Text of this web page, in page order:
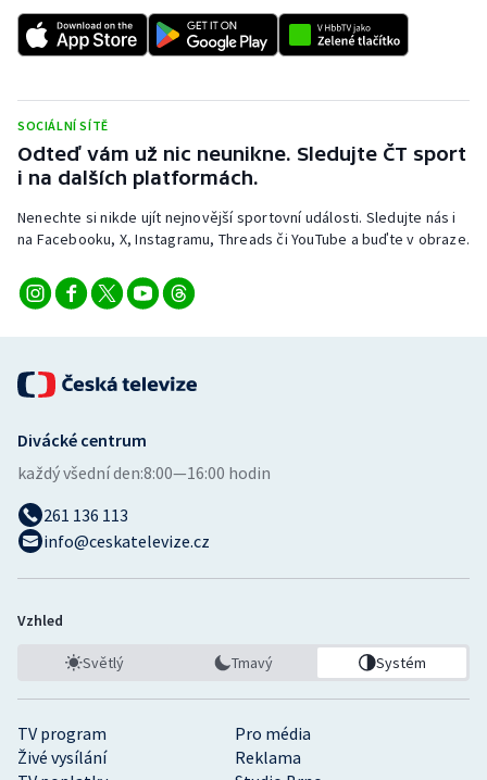
SOCIÁLNÍ SÍTĚ
Odteď vám už nic neunikne. Sledujte ČT sport
i na dalších platformách.
Nenechte si nikde ujít nejnovější sportovní události. Sledujte nás i
na Facebooku, X, Instagramu, Threads či YouTube a buďte v obraze.
TV program
Pro média
Živé vysílání
Reklama
Divácké centrum
každý všední den:8:00—16:00 hodin
261 136 113
info@ceskatelevize.cz
Vzhled
Světlý Tmavý Systém